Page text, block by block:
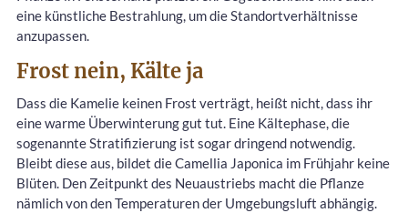
eine künstliche Bestrahlung, um die Standortverhältnisse
anzupassen.
Frost nein, Kälte ja
Dass die Kamelie keinen Frost verträgt, heißt nicht, dass ihr
eine warme Überwinterung gut tut. Eine Kältephase, die
sogenannte Stratifizierung ist sogar dringend notwendig.
Bleibt diese aus, bildet die Camellia Japonica im Frühjahr keine
Blüten. Den Zeitpunkt des Neuaustriebs macht die Pflanze
nämlich von den Temperaturen der Umgebungsluft abhängig.